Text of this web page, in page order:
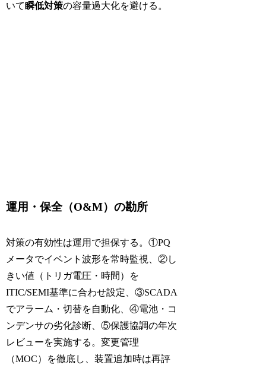
いて瞬低対策の容量過大化を避ける。
運用・保全（O&M）の勘所
対策の有効性は運用で担保する。①PQ
メータでイベント波形を常時監視、②し
きい値（トリガ電圧・時間）を
ITIC/SEMI基準に合わせ設定、③SCADA
でアラーム・切替を自動化、④電池・コ
ンデンサの劣化診断、⑤保護協調の年次
レビューを実施する。変更管理
（MOC）を徹底し、装置追加時は再評